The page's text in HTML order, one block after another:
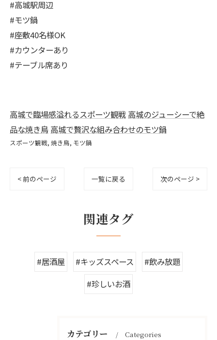
#高城駅周辺
#モツ鍋
#座敷40名様OK
#カウンターあり
#テーブル席あり
高城で臨場感溢れるスポーツ観戦 高城のジューシーで絶
品な焼き鳥 高城で贅沢な組み合わせのモツ鍋
スポーツ観戦 焼き鳥 モツ鍋
< 前のページ 一覧に戻る 次のページ >
関連タグ
#居酒屋 #キッズスペース
#飲み放題
#珍しいお酒
カテゴリー Categories